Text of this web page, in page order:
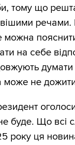
тому що
речами.
можна
на себе
може не
не буде. Що всі
року ця